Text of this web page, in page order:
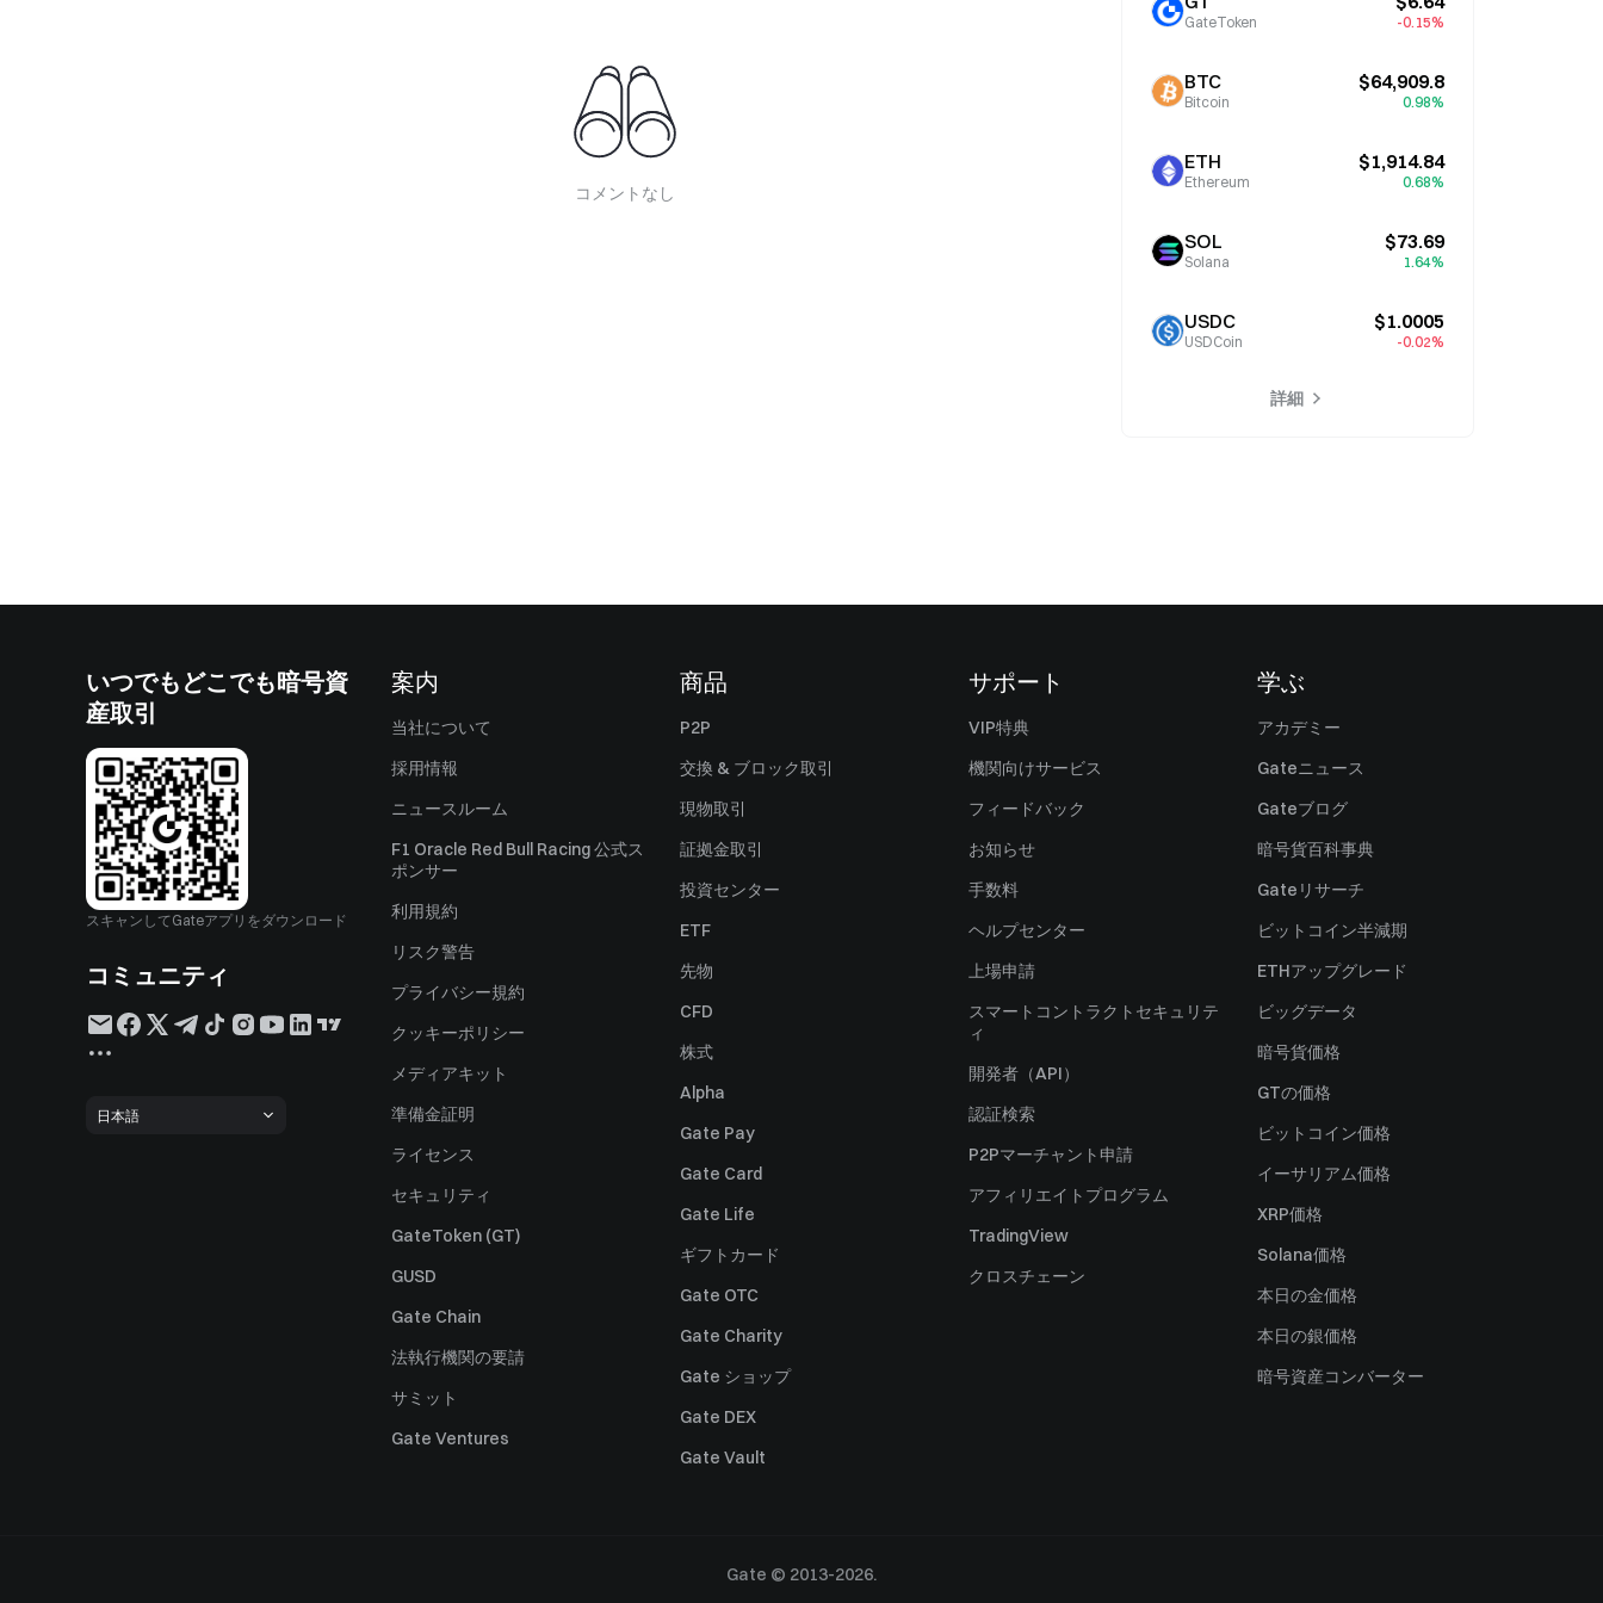
コメントなし
GateToken -0.15%
BTC
Bitcoin
$64,909.8
0.98%
ETH
Ethereum
$1,914.84
0.68%
SOL
Solana
$73.69
1.64%
USDC
USDCoin
$1.0005
-0.02%
詳細
いつでもどこでも暗号資
産取引
スキャンしてGateアプリをダウンロード
コミュニティ
日本語
案内
当社について
採用情報
ニュースルーム
F1 Oracle Red Bull Racing 公式ス
ポンサー
利用規約
リスク警告
プライバシー規約
クッキーポリシー
メディアキット
準備金証明
ライセンス
セキュリティ
GateToken (GT)
GUSD
Gate Chain
法執行機関の要請
サミット
Gate Ventures
商品
P2P
交換 & ブロック取引
現物取引
証拠金取引
投資センター
ETF
先物
CFD
株式
Alpha
Gate Pay
Gate Card
Gate Life
ギフトカード
Gate OTC
Gate Charity
Gate ショップ
Gate DEX
Gate Vault
サポート
VIP特典
機関向けサービス
フィードバック
お知らせ
手数料
ヘルプセンター
上場申請
スマートコントラクトセキュリテ
ィ
開発者（API）
認証検索
P2Pマーチャント申請
アフィリエイトプログラム
TradingView
クロスチェーン
学ぶ
アカデミー
Gateニュース
Gateブログ
暗号貨百科事典
Gateリサーチ
ビットコイン半減期
ETHアップグレード
ビッグデータ
暗号貨価格
GTの価格
ビットコイン価格
イーサリアム価格
XRP価格
Solana価格
本日の金価格
本日の銀価格
暗号資産コンバーター
Gate © 2013-2026.